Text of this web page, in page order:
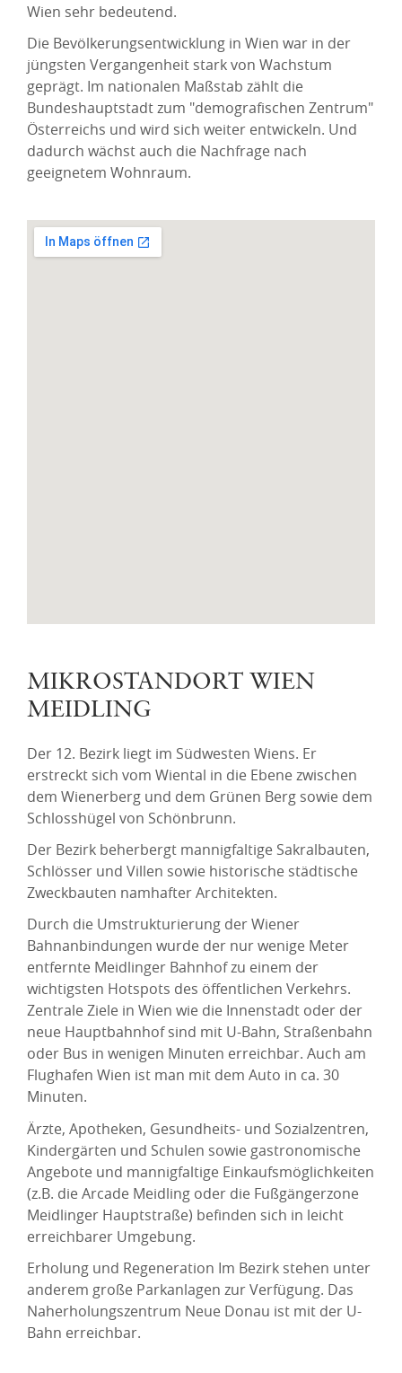
Wien sehr bedeutend.
Die Bevölkerungsentwicklung in Wien war in der
jüngsten Vergangenheit stark von Wachstum
geprägt. Im nationalen Maßstab zählt die
Bundeshauptstadt zum "demografischen Zentrum"
Österreichs und wird sich weiter entwickeln. Und
dadurch wächst auch die Nachfrage nach
geeignetem Wohnraum.
MIKROSTANDORT WIEN
MEIDLING
Der 12. Bezirk liegt im Südwesten Wiens. Er
erstreckt sich vom Wiental in die Ebene zwischen
dem Wienerberg und dem Grünen Berg sowie dem
Schlosshügel von Schönbrunn.
Der Bezirk beherbergt mannigfaltige Sakralbauten,
Schlösser und Villen sowie historische städtische
Zweckbauten namhafter Architekten.
Durch die Umstrukturierung der Wiener
Bahnanbindungen wurde der nur wenige Meter
entfernte Meidlinger Bahnhof zu einem der
wichtigsten Hotspots des öffentlichen Verkehrs.
Zentrale Ziele in Wien wie die Innenstadt oder der
neue Hauptbahnhof sind mit U-Bahn, Straßenbahn
oder Bus in wenigen Minuten erreichbar. Auch am
Flughafen Wien ist man mit dem Auto in ca. 30
Minuten.
Ärzte, Apotheken, Gesundheits- und Sozialzentren,
Kindergärten und Schulen sowie gastronomische
Angebote und mannigfaltige Einkaufsmöglichkeiten
(z.B. die Arcade Meidling oder die Fußgängerzone
Meidlinger Hauptstraße) befinden sich in leicht
erreichbarer Umgebung.
Erholung und Regeneration Im Bezirk stehen unter
anderem große Parkanlagen zur Verfügung. Das
Naherholungszentrum Neue Donau ist mit der U-
Bahn erreichbar.